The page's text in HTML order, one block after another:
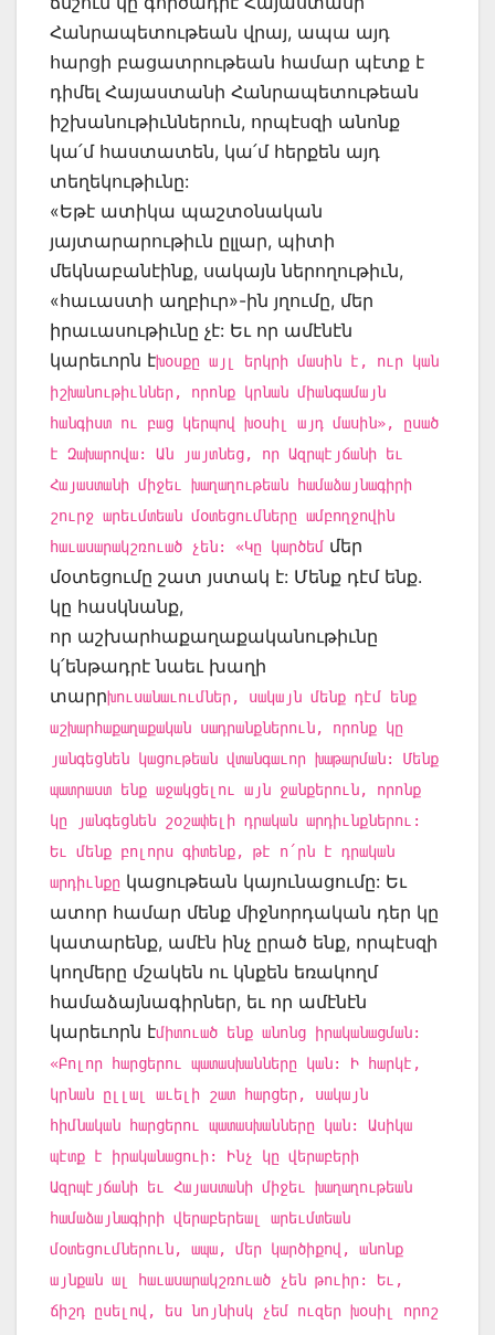
Հանրապետութեան վրայ, ապա այդ
հարցի բացատրութեան համար պէտք է
դիմել Հայաստանի Հանրապետութեան
իշխանութիւններուն, որպէսզի անոնք
կա՛մ հաստատեն, կա՛մ հերքեն այդ
տեղեկութիւնը:
«Եթէ ատիկա պաշտօնական
յայտարարութիւն ըլլար, պիտի
մեկնաբանէինք, սակայն ներողութիւն,
«հաւաստի աղբիւր»-ին յղումը, մեր
իրաւասութիւնը չէ: Եւ որ ամէնէն
կարեւորն էխօսքը այլ երկրի մասին է, ուր կան
իշխանութիւններ, որոնք կրնան միանգամայն
հանգիստ ու բաց կերպով խօսիլ այդ մասին», ըսած
է Զախարովա: Ան յայտնեց, որ Ազրպէյճանի եւ
Հայաստանի միջեւ խաղաղութեան համաձայնագիրի
շուրջ արեւմտեան մօտեցումները ամբողջովին
հաւասարակշռուած չեն: «Կը կարծեմ մեր
մօտեցումը շատ յստակ է: Մենք դէմ ենք.
կը հասկնանք,
որ աշխարհաքաղաքականութիւնը
կ՛ենթադրէ նաեւ խաղի
տարրխուսանաւումներ, սակայն մենք դէմ ենք
աշխարհաքաղաքական սադրանքներուն, որոնք կը
յանգեցնեն կացութեան վտանգաւոր խաթարման: Մենք
պատրաստ ենք աջակցելու այն ջանքերուն, որոնք
կը յանգեցնեն շօշափելի դրական արդիւնքներու:
Եւ մենք բոլորս գիտենք, թէ ո՛րն է դրական
արդիւնքը կացութեան կայունացումը: Եւ
ատոր համար մենք միջնորդական դեր կը
կատարենք, ամէն ինչ ըրած ենք, որպէսզի
կողմերը մշակեն ու կնքեն եռակողմ
համաձայնագիրներ, եւ որ ամէնէն
կարեւորն էմիտուած ենք անոնց իրականացման:
«Բոլոր հարցերու պատասխանները կան: Ի հարկէ,
կրնան ըլլալ աւելի շատ հարցեր, սակայն
հիմնական հարցերու պատասխանները կան: Ասիկա
պէտք է իրականացուի: Ինչ կը վերաբերի
Ազրպէյճանի եւ Հայաստանի միջեւ խաղաղութեան
համաձայնագիրի վերաբերեալ արեւմտեան
մօտեցումներուն, ապա, մեր կարծիքով, անոնք
այնքան ալ հաւասարակշռուած չեն թուիր: Եւ,
ճիշդ ըսելով, ես նոյնիսկ չեմ ուզեր խօսիլ որոշ